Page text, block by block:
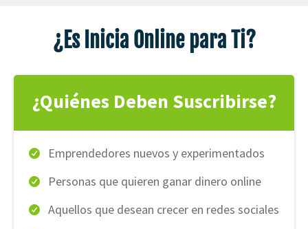
¿Es Inicia Online para Ti?
¿Quiénes Deben Suscribirse?
Emprendedores nuevos y experimentados
Personas que quieren ganar dinero online
Aquellos que desean crecer en redes sociales